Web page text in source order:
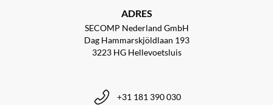
ADRES
SECOMP Nederland GmbH
Dag Hammarskjöldlaan 193
3223 HG Hellevoetsluis
+31 181 390 030